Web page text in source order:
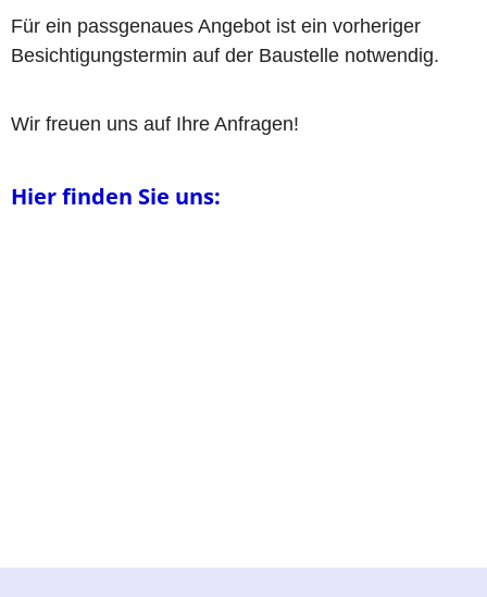
Für ein passgenaues Angebot ist ein vorheriger
Besichtigungstermin auf der Baustelle notwendig.
Wir freuen uns auf Ihre Anfragen!
Hier finden Sie uns: